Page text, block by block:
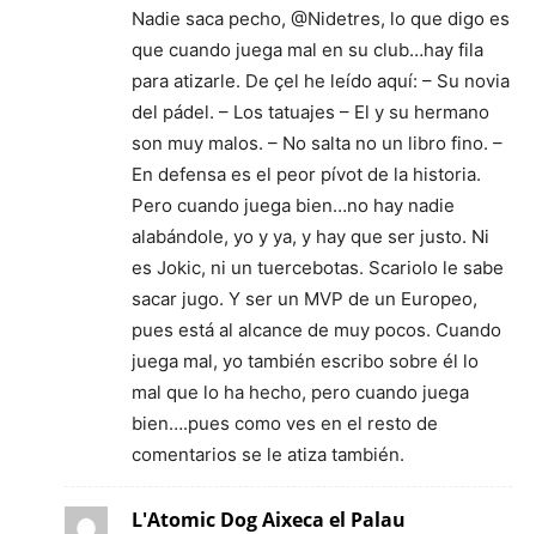
Nadie saca pecho, @Nidetres, lo que digo es
que cuando juega mal en su club…hay fila
para atizarle. De çel he leído aquí: – Su novia
del pádel. – Los tatuajes – El y su hermano
son muy malos. – No salta no un libro fino. –
En defensa es el peor pívot de la historia.
Pero cuando juega bien…no hay nadie
alabándole, yo y ya, y hay que ser justo. Ni
es Jokic, ni un tuercebotas. Scariolo le sabe
sacar jugo. Y ser un MVP de un Europeo,
pues está al alcance de muy pocos. Cuando
juega mal, yo también escribo sobre él lo
mal que lo ha hecho, pero cuando juega
bien….pues como ves en el resto de
comentarios se le atiza también.
L'Atomic Dog Aixeca el Palau